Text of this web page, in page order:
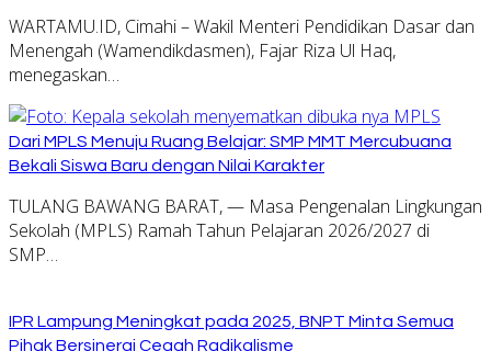
WARTAMU.ID, Cimahi – Wakil Menteri Pendidikan Dasar dan
Menengah (Wamendikdasmen), Fajar Riza Ul Haq,
menegaskan…
Dari MPLS Menuju Ruang Belajar: SMP MMT Mercubuana
Bekali Siswa Baru dengan Nilai Karakter
TULANG BAWANG BARAT, — Masa Pengenalan Lingkungan
Sekolah (MPLS) Ramah Tahun Pelajaran 2026/2027 di
SMP…
IPR Lampung Meningkat pada 2025, BNPT Minta Semua
Pihak Bersinergi Cegah Radikalisme